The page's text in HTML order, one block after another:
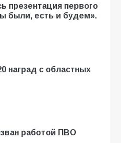
презентация первого
были, есть и будем».
наград с областных
работой ПВО